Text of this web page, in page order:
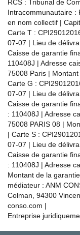
RCS : Tribunal de
Intracommunautaire :
en nom collectif |
Carte T :
07-07 | Lieu de
Caisse de garantie
110408J | Adresse
75008 Paris |
Carte G :
07-07 | Lieu de
Caisse de garantie
: 110408J | Adresse
75008 PARIS 08 |
| Carte S :
07-07 | Lieu de
Caisse de garantie
: 110408J | Adresse
Montant de la
médiateur : ANM
Colman, 94300
conso.com |
Entreprise